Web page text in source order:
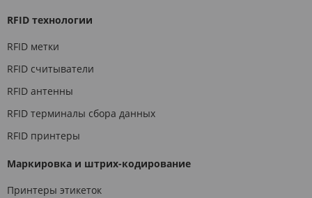
RFID технологии
RFID метки
RFID считыватели
RFID антенны
RFID терминалы сбора данных
RFID принтеры
Маркировка и штрих-кодирование
Принтеры этикеток